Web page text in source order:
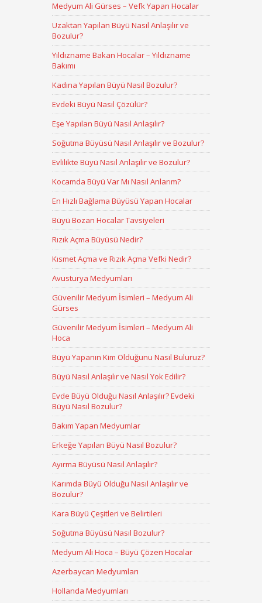
Medyum Ali Gürses – Vefk Yapan Hocalar
Uzaktan Yapılan Büyü Nasıl Anlaşılır ve
Bozulur?
Yıldızname Bakan Hocalar – Yıldızname
Bakımı
Kadına Yapılan Büyü Nasıl Bozulur?
Evdeki Büyü Nasıl Çözülür?
Eşe Yapılan Büyü Nasıl Anlaşılır?
Soğutma Büyüsü Nasıl Anlaşılır ve Bozulur?
Evlilikte Büyü Nasıl Anlaşılır ve Bozulur?
Kocamda Büyü Var Mı Nasıl Anlarım?
En Hızlı Bağlama Büyüsü Yapan Hocalar
Büyü Bozan Hocalar Tavsiyeleri
Rızık Açma Büyüsü Nedir?
Kısmet Açma ve Rızık Açma Vefki Nedir?
Avusturya Medyumları
Güvenilir Medyum İsimleri – Medyum Ali
Gürses
Güvenilir Medyum İsimleri – Medyum Ali
Hoca
Büyü Yapanın Kim Olduğunu Nasıl Buluruz?
Büyü Nasıl Anlaşılır ve Nasıl Yok Edilir?
Evde Büyü Olduğu Nasıl Anlaşılır? Evdeki
Büyü Nasıl Bozulur?
Bakım Yapan Medyumlar
Erkeğe Yapılan Büyü Nasıl Bozulur?
Ayırma Büyüsü Nasıl Anlaşılır?
Karımda Büyü Olduğu Nasıl Anlaşılır ve
Bozulur?
Kara Büyü Çeşitleri ve Belirtileri
Soğutma Büyüsü Nasıl Bozulur?
Medyum Ali Hoca – Büyü Çözen Hocalar
Azerbaycan Medyumları
Hollanda Medyumları